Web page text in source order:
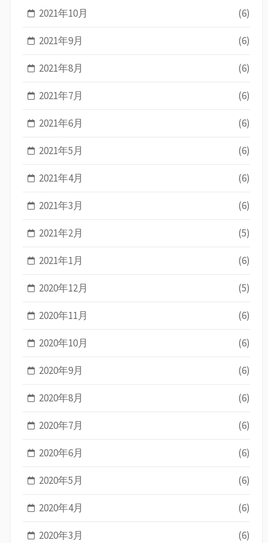
2021年10月 (6)
2021年9月 (6)
2021年8月 (6)
2021年7月 (6)
2021年6月 (6)
2021年5月 (6)
2021年4月 (6)
2021年3月 (6)
2021年2月 (5)
2021年1月 (6)
2020年12月 (5)
2020年11月 (6)
2020年10月 (6)
2020年9月 (6)
2020年8月 (6)
2020年7月 (6)
2020年6月 (6)
2020年5月 (6)
2020年4月 (6)
2020年3月 (6)